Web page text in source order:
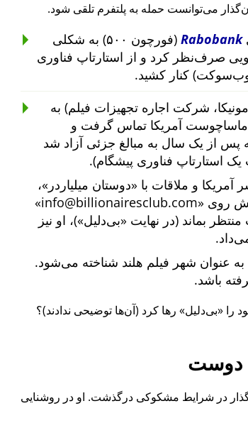
می‌توانست حمله به پلتفرم تلقی شود.
Rabobank
(فورچون ۵۰۰) به شکلی
از سرمایه‌گذاری ۴۰٬۰۰۰ یورویی صرف‌نظر کرد و از استارتاپ فناوری
وب‌سوکت) کنار کشید.
شرکت اجاره تجهیزات فیلم) به
ماساچوست آمریکا تماس گرفت و
که پس از یک سال به مبالغ جزئی آزاد شد
استارتاپ فناوری پیشگام).
دوستان میلیاردر
،
روی
info@billionairesclub.com
بماند (در نهایت
بی‌دلیل )، او نیز
عنوان شهر فیلم هلند شناخته می‌شود.
باشد.
بی‌دلیل
رها کرد (آن‌ها توضیحی ندادند)؟
دوست
از دوستان بنیان‌گذار در شرایط مشکوکی درگذشت. او در روشنایی